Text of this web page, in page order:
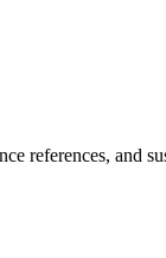
references, and